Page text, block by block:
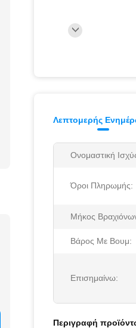
Λεπτομερής
Ονομαστική
Όροι Πληρωμής:
Μήκος
Βάρος Με Βουμ:
Επισημαίνω:
Περιγραφή